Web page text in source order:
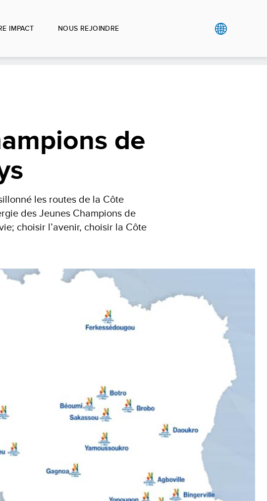
IMPACT NOUS REJOINDRE
de
les routes de la Côte
des Jeunes Champions de
choisir l’avenir, choisir la Côte